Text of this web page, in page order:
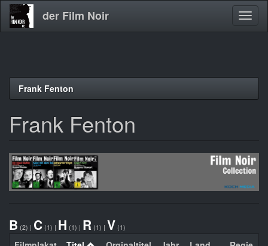
Direkt
der Film Noir
Frank Fenton
Frank Fenton
B (2) | C (1) | H (1) | R (1) | V (1)